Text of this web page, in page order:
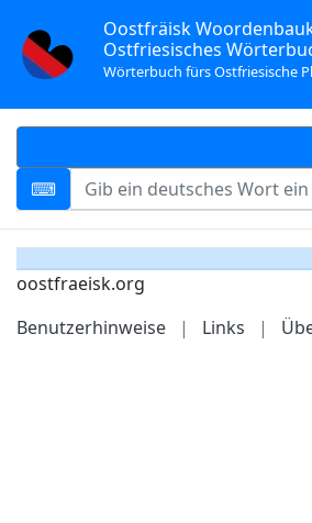
Oostfräisk
Ostfriesisches
Wörterbuch fürs Ostfriesische
oostfraeisk.org
Benutzerhinweise
| Links |